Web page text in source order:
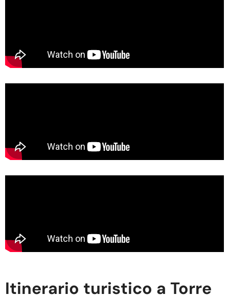
Itinerario turistico a Torre